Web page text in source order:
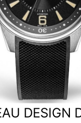
DESIGN